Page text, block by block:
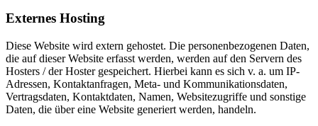
Externes Hosting
Diese Website wird extern gehostet. Die personenbezogenen Daten,
die auf dieser Website erfasst werden, werden auf den Servern des
Hosters / der Hoster gespeichert. Hierbei kann es sich v. a. um IP-
Adressen, Kontaktanfragen, Meta- und Kommunikationsdaten,
Vertragsdaten, Kontaktdaten, Namen, Websitezugriffe und sonstige
Daten, die über eine Website generiert werden, handeln.